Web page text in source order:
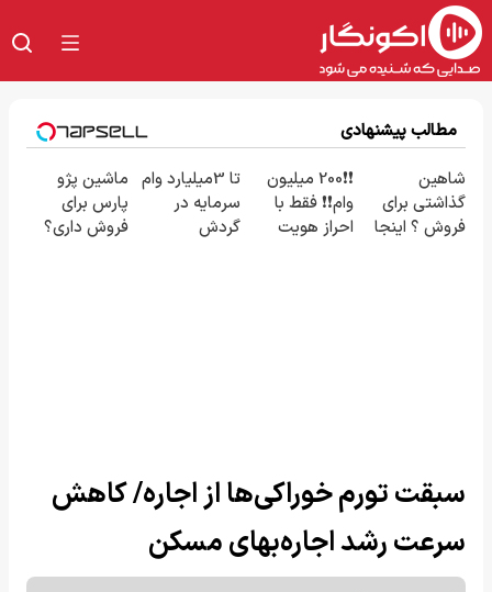
مطالب پیشنهادی
شاهین
گذاشتی برای
فروش ؟ اینجا
❗❗200 میلیون
وام❗❗ فقط با
احراز هویت
تا 3میلیارد وام
سرمایه در
گردش
ماشین پژو
پارس برای
فروش داری؟
سبقت تورم خوراکی‌ها از اجاره/ کاهش
سرعت رشد اجاره‌بهای مسکن